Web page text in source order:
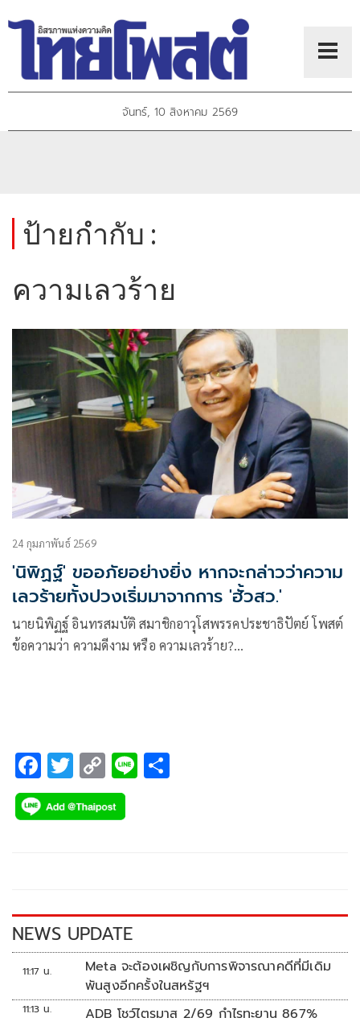
จันทร์, 10 สิงหาคม 2569
ป้ายกำกับ :
ความเลวร้าย
24 กุมภาพันธ์ 2569
'นิพิฏฐ์' ขออภัยอย่างยิ่ง หากจะกล่าวว่าความ
เลวร้ายทั้งปวงเริ่มมาจากการ 'ฮั้วสว.'
นายนิพิฏฐ์ อินทรสมบัติ สมาชิกอาวุโสพรรคประชาธิปัตย์ โพสต์
ข้อความว่า ความดีงาม หรือ ความเลวร้าย?
F
ac
e
k
T
wi
tt
C
o
p
k
Li
NEWS UPDATE
11:17 น.
Meta จะต้องเผชิญกับการพิจารณาคดีที่มีเดิม
พันสูงอีกครั้งในสหรัฐฯ
11:13 น. ADB โชว์ไตรมาส 2/69 กำไรทะยาน 867%